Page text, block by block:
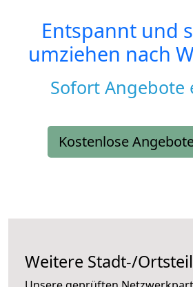
Entspannt und
umziehen nach
Sofort Angebote
Kostenlose
Weitere Stadt-/